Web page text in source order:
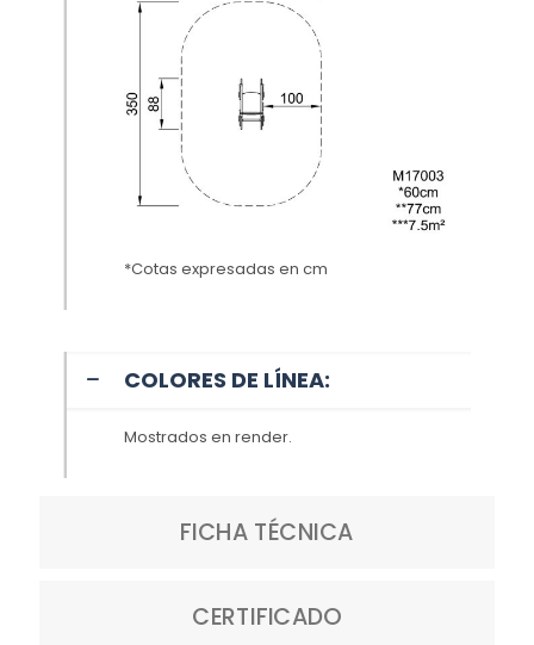
*Cotas expresadas en cm
COLORES DE LÍNEA:
Mostrados en render.
FICHA TÉCNICA
CERTIFICADO